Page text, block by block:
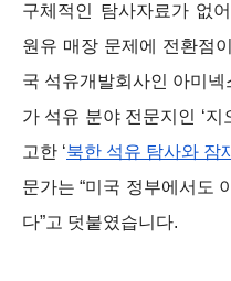
구체적인 탐사자료가 없
원유 매장 문제에 전환점
국 석유개 발회사인 아미
가 석유 분야 전문지인 ‘지
고한 ‘북한 석유 탐사와 잠
문가는 “미국 정부에서도
다”고 덧붙였습니다.